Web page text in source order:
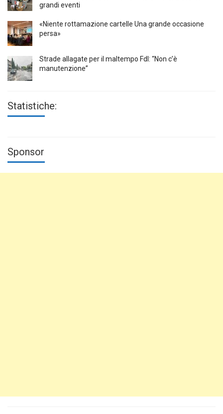
grandi eventi
«Niente rottamazione cartelle Una grande occasione
persa»
Strade allagate per il maltempo FdI: “Non c’è
manutenzione”
Statistiche:
Sponsor